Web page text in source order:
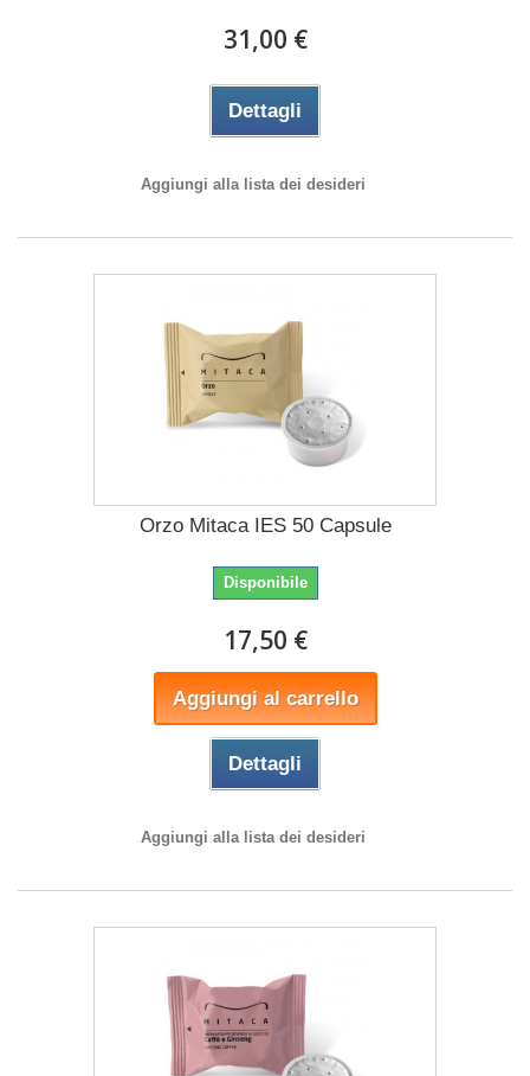
31,00 €
Dettagli
Aggiungi alla lista dei desideri
Orzo Mitaca IES 50 Capsule
Disponibile
17,50 €
Aggiungi al carrello
Dettagli
Aggiungi alla lista dei desideri